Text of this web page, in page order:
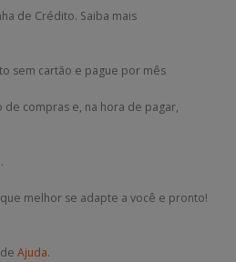
de Crédito. Saiba mais
sem cartão e pague por mês
compras e, na hora de pagar,
melhor se adapte a você e pronto!
Ajuda.